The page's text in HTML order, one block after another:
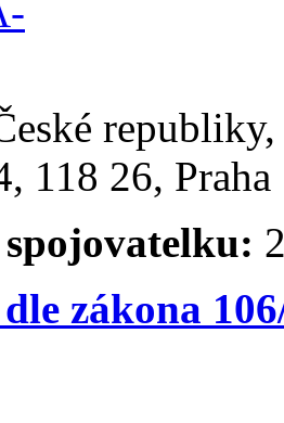
118 26,
zákona